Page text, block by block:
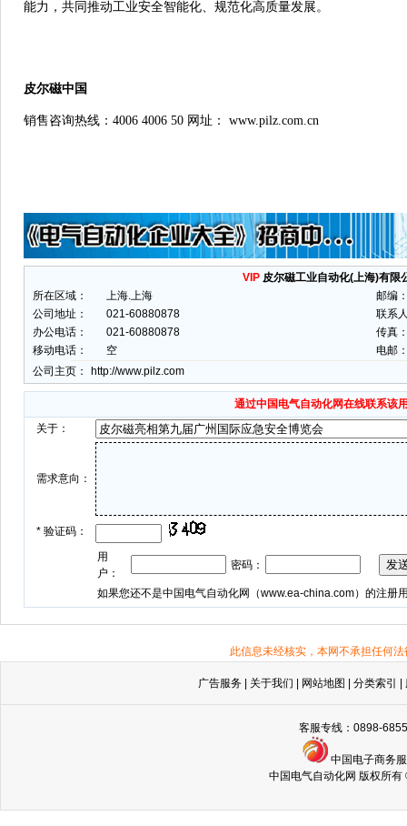
能力，共同推动工业安全智能化、规范化高质量发展。
皮尔磁中国
销售咨询热线： 4006 4006 50 网址： www.pilz.com.cn
VIP皮尔磁工业自动化(上海)有限
所在区域：
上海.上海
邮编
公司地址：
021-60880878
联系
办公电话：
021-60880878
传真
移动电话：
空
电邮
公司主页：
http://www.pilz.com
通过中国电气自动化网在线联系该
关于：
需求意向：
* 验证码：
用
户：
密码：
如果您还不是中国电气自动化网（www.ea-china.com）的注册
此信息未经核实，本网不承担任何
广告服务 关于我们 网站地图 分类索引
客服专线：0898-
中国电子商务
中国电气自动化网 版权所